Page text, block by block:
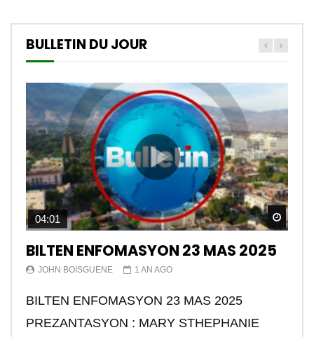
BULLETIN DU JOUR
04:01
BILTEN ENFOMASYON 23 MAS 2025
JOHN BOISGUENE 1 AN AGO
BILTEN ENFOMASYON 23 MAS 2025
PREZANTASYON : MARY STHEPHANIE